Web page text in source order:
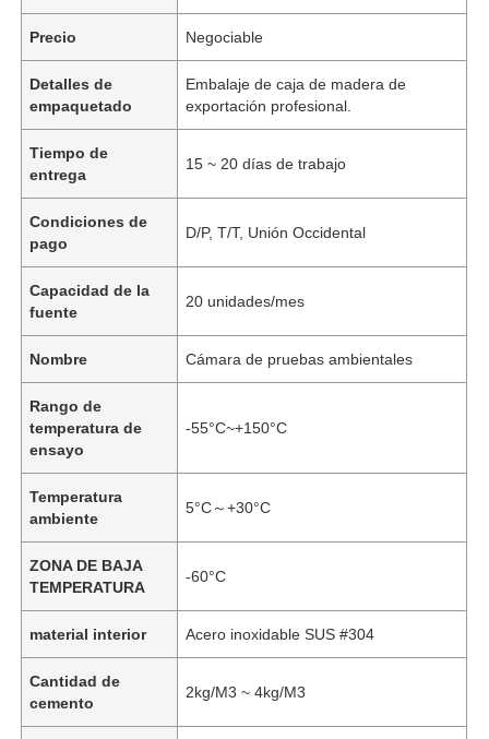
Precio Negociable
Detalles de
empaquetado
Embalaje de caja de madera de
exportación profesional.
Tiempo de
entrega
15 ~ 20 días de trabajo
Condiciones de
pago
D/P, T/T, Unión Occidental
Capacidad de la
fuente
20 unidades/mes
Nombre Cámara de pruebas ambientales
Rango de
temperatura de
ensayo
-55°C~+150°C
Temperatura
ambiente
5°C～+30°C
ZONA DE BAJA
TEMPERATURA
-60°C
material interior Acero inoxidable SUS #304
Cantidad de
cemento
2kg/M3 ~ 4kg/M3